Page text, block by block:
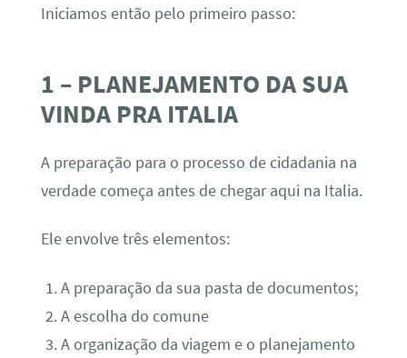
Iniciamos então pelo primeiro passo:
1 – PLANEJAMENTO DA SUA
VINDA PRA ITALIA
A preparação para o processo de cidadania na
verdade começa antes de chegar aqui na Italia.
Ele envolve três elementos:
A preparação da sua pasta de documentos;
A escolha do comune
A organização da viagem e o planejamento